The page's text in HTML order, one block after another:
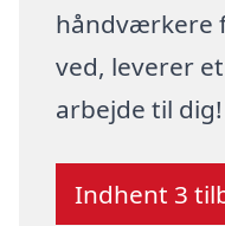
håndværkere
ved, leverer
arbejde til dig!
Indhent 3